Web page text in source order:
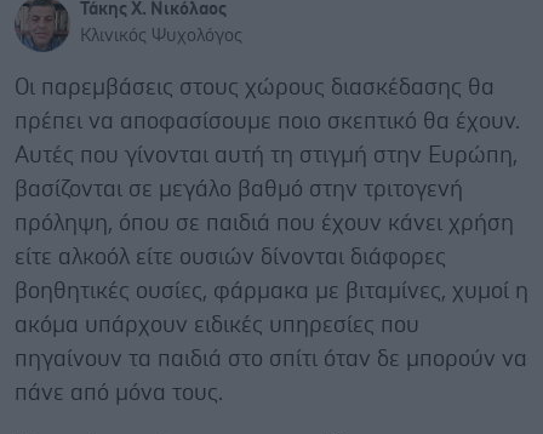
Τάκης Χ. Νικόλαος
Κλινικός Ψυχολόγος
Οι παρεμβάσεις στους χώρους διασκέδασης θα
πρέπει να αποφασίσουμε ποιο σκεπτικό θα έχουν.
Αυτές που γίνονται αυτή τη στιγμή στην Ευρώπη,
βασίζονται σε μεγάλο βαθμό στην τριτογενή
πρόληψη, όπου σε παιδιά που έχουν κάνει χρήση
είτε αλκοόλ είτε ουσιών δίνονται διάφορες
βοηθητικές ουσίες, φάρμακα με βιταμίνες, χυμοί η
ακόμα υπάρχουν ειδικές υπηρεσίες που
πηγαίνουν τα παιδιά στο σπίτι όταν δε μπορούν να
πάνε από μόνα τους.